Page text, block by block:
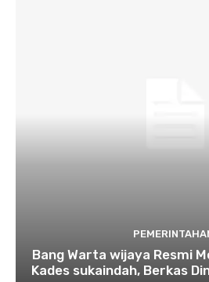
Bang Warta wijaya Resmi
Kades sukaindah, Berkas